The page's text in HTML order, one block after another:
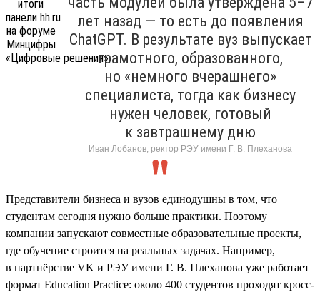
лет назад — то есть до появления
ChatGPT. В результате вуз выпускает
грамотного, образованного,
но «немного вчерашнего»
специалиста, тогда как бизнесу
нужен человек, готовый
к завтрашнему дню
Иван Лобанов, ректор РЭУ имени Г. В. Плеханова
Представители бизнеса и вузов единодушны в том, что
студентам сегодня нужно больше практики. Поэтому
компании запускают совместные образовательные проекты,
где обучение строится на реальных задачах. Например,
в партнёрстве VK и РЭУ имени Г. В. Плеханова уже работает
формат Education Practice: около 400 студентов проходят кросс-